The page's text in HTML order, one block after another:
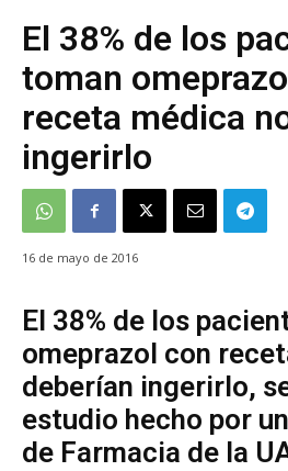
El 38% de los
toman
receta médica
ingerirlo
16 de mayo de 2016
El 38% de los
omeprazol con
deberían ingerirlo,
estudio hecho por
de Farmacia de la